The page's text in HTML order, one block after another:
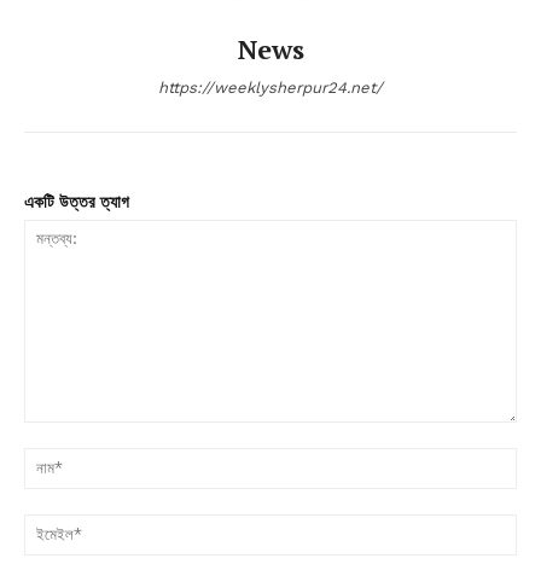
News
https://weeklysherpur24.net/
একটি উত্তর ত্যাগ